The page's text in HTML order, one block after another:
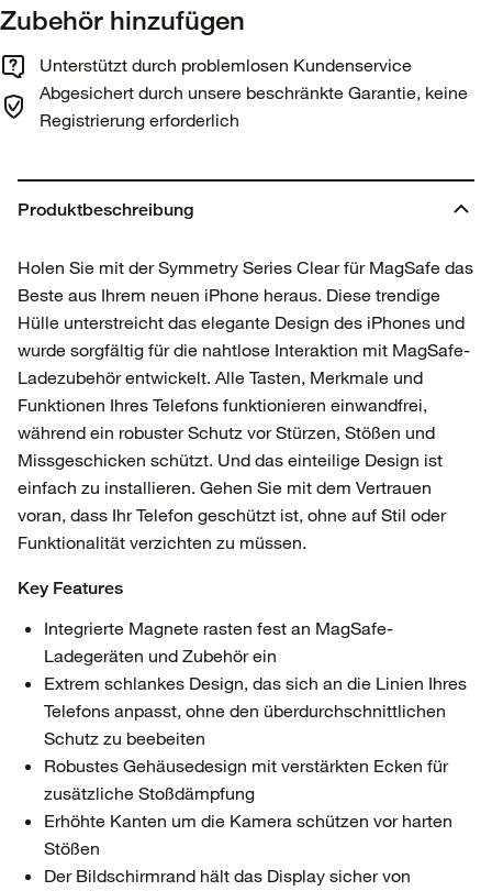
Zubehör hinzufügen
Unterstützt durch problemlosen Kundenservice
Abgesichert durch unsere beschränkte Garantie, keine
Registrierung erforderlich
Produktbeschreibung
Holen Sie mit der Symmetry Series Clear für MagSafe das
Beste aus Ihrem neuen iPhone heraus. Diese trendige
Hülle unterstreicht das elegante Design des iPhones und
wurde sorgfältig für die nahtlose Interaktion mit MagSafe-
Ladezubehör entwickelt. Alle Tasten, Merkmale und
Funktionen Ihres Telefons funktionieren einwandfrei,
während ein robuster Schutz vor Stürzen, Stößen und
Missgeschicken schützt. Und das einteilige Design ist
einfach zu installieren. Gehen Sie mit dem Vertrauen
voran, dass Ihr Telefon geschützt ist, ohne auf Stil oder
Funktionalität verzichten zu müssen.
Key Features
Integrierte Magnete rasten fest an MagSafe-
Ladegeräten und Zubehör ein
Extrem schlankes Design, das sich an die Linien Ihres
Telefons anpasst, ohne den überdurchschnittlichen
Schutz zu beebeiten
Robustes Gehäusedesign mit verstärkten Ecken für
zusätzliche Stoßdämpfung
Erhöhte Kanten um die Kamera schützen vor harten
Stößen
Der Bildschirmrand hält das Display sicher von